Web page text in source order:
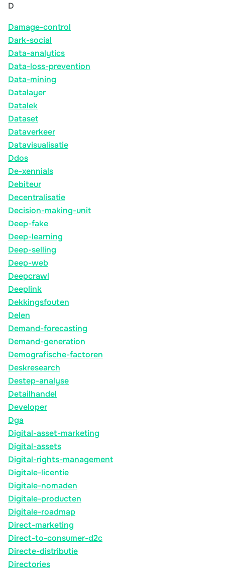
D
Damage-control
Dark-social
Data-analytics
Data-loss-prevention
Data-mining
Datalayer
Datalek
Dataset
Dataverkeer
Datavisualisatie
Ddos
De-xennials
Debiteur
Decentralisatie
Decision-making-unit
Deep-fake
Deep-learning
Deep-selling
Deep-web
Deepcrawl
Deeplink
Dekkingsfouten
Delen
Demand-forecasting
Demand-generation
Demografische-factoren
Deskresearch
Destep-analyse
Detailhandel
Developer
Dga
Digital-asset-marketing
Digital-assets
Digital-rights-management
Digitale-licentie
Digitale-nomaden
Digitale-producten
Digitale-roadmap
Direct-marketing
Direct-to-consumer-d2c
Directe-distributie
Directories